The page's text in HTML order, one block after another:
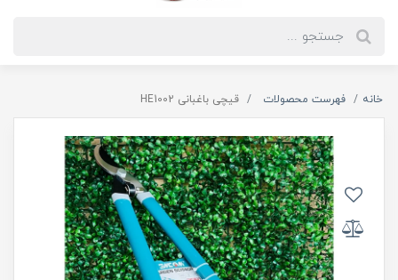
خانه فهرست محصولات قیچی باغبانی HE1002